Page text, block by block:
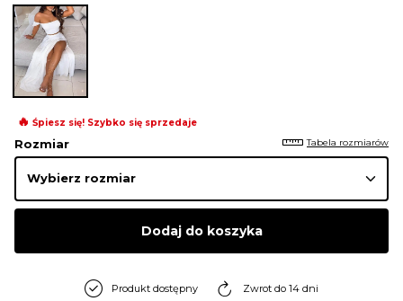
KOMBINEZONY
DRESY
MARYNARKI
🔥 Śpiesz się! Szybko się sprzedaje
Rozmiar Tabela rozmiarów
Dodaj do koszyka
Produkt dostępny Zwrot do 14 dni